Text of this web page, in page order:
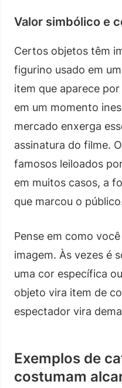
Valor simbólico e
Certos objetos têm
figurino usado em
item que aparece
em um momento
mercado enxerga
assinatura do filme.
famosos leiloados
em muitos casos, a
que marcou o
Pense em como
imagem. Às vezes é
uma cor específica
objeto vira item de
espectador vira
Exemplos de
costumam